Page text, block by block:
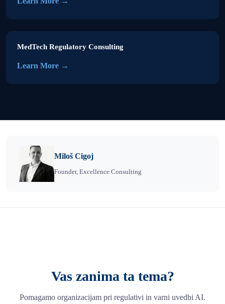
MedTech Regulatory Consulting
Learn More →
Miloš Cigoj
Founder, Excellence Consulting
Vas zanima ta tema?
Pomagamo organizacijam pri regulativi in varni uvedbi AI.